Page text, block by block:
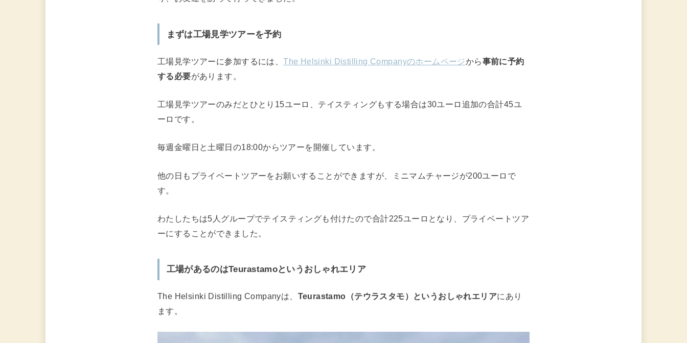
まずは工場見学ツアーを予約
工場見学ツアーに参加するには、The Helsinki Distilling Companyのホームページから事前に予約
する必要があります。
工場見学ツアーのみだとひとり15ユーロ、テイスティングもする場合は30ユーロ追加の合計45ユ
ーロです。
毎週金曜日と土曜日の18:00からツアーを開催しています。
他の日もプライベートツアーをお願いすることができますが、ミニマムチャージが200ユーロで
す。
わたしたちは5人グループでテイスティングも付けたので合計225ユーロとなり、プライベートツア
ーにすることができました。
工場があるのはTeurastamoというおしゃれエリア
The Helsinki Distilling Companyは、 Teurastamo（テウラスタモ）というおしゃれエリアにあり
ます。